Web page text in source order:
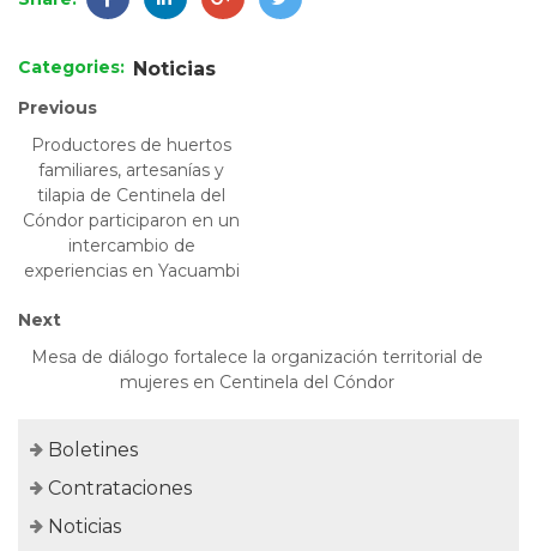
Categories: Noticias
Previous
Productores de huertos
familiares, artesanías y
tilapia de Centinela del
Cóndor participaron en un
intercambio de
experiencias en Yacuambi
Next
Mesa de diálogo fortalece la organización territorial de
mujeres en Centinela del Cóndor
Boletines
Contrataciones
Noticias